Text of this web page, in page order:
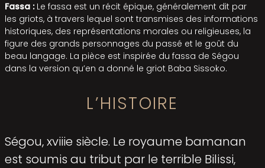
Fassa :Le fassa est un récit épique, généralement dit par
les griots, à travers lequel sont transmises des informations
historiques, des représentations morales ou reli­gieuses, la
figure des grands personnages du passé et le goût du
beau langage. La pièce est inspirée du fassa de Ségou
dans la version qu’en a donné le griot Baba Sissoko.
L’HISTOIRE
Ségou, xviiie siècle. Le royaume bamanan
est soumis au tribut par le terrible Bilissi,